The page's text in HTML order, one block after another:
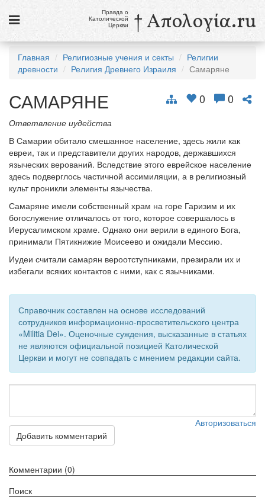
Новости
Католики в России
Галерея
Викторины
Ссылки
Религиозные учения и секты, справочник
7 августа
Свв. Сикст II, папа, и сподвижники его, мученики
Св. Каэтан, священник
см. календарь
Обратная связь
mail@apologia.ru
Отправить сообщение
Вход
Правда о
Католической
Церкви † Απολογία.ru
Главная Религиозные учения и секты
Религии
древности
Религия Древнего Израиля Самаряне
0 0
САМАРЯНЕ
Ответвление иудейства
В Самарии обитало смешанное население, здесь жили как
евреи, так и представители других народов, державшихся
языческих верований. Вследствие этого еврейское население
здесь подверглось частичной ассимиляции, а в религиозный
культ проникли элементы язычества.
Самаряне имели собственный храм на горе Гаризим и их
богослужение отличалось от того, которое совершалось в
Иерусалимском храме. Однако они верили в единого Бога,
принимали Пятикнижие Моисеево и ожидали Мессию.
Иудеи считали самарян вероотступниками, презирали их и
избегали всяких контактов с ними, как с язычниками.
Справочник составлен на основе исследований
сотрудников информационно-просветительского центра
«Militia Dei». Оценочные суждения, высказанные в статьях
не являются официальной позицией Католической
Церкви и могут не совпадать с мнением редакции сайта.
Авторизоваться
Добавить комментарий
Комментарии (0)
Поиск